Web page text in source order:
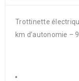
Trottinette
km d’autonomie –